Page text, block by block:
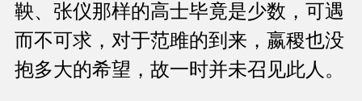
鞅、张仪那样的高士毕竟是少数，可遇
而不可求，对于范雎的到来，嬴稷也没
抱多大的希望，故一时并未召见此人。